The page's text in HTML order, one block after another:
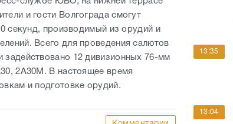
и гости Волгограда смогут
секунд, производимый из орудий и
Всего для проведения салютов
задействовано 12 дивизионных 76-мм
2А30М. В настоящее время
и подготовке орудий.
13:35
13:04